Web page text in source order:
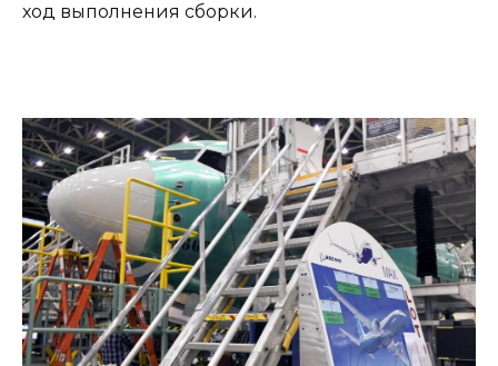
ход выполнения сборки.